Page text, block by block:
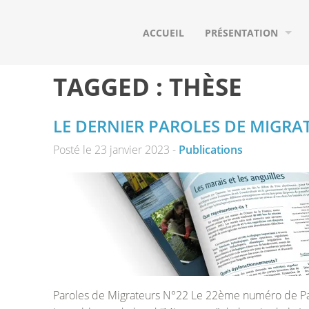
ACCUEIL PRÉSENTATION
NOS ADHÉRENTS
NOS PARTENAIRES
LE BASSIN VERSANT
LES POISSONS
TAGGED : THÈSE
LE DERNIER PAROLES DE
Posté le 23 janvier 2023 - Publications
Paroles de Migrateurs N°22 Le 22ème numéro de